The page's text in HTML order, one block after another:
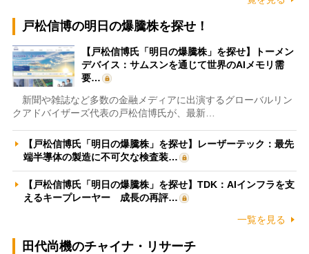
戸松信博の明日の爆騰株を探せ！
【戸松信博氏「明日の爆騰株」を探せ】トーメン
デバイス：サムスンを通じて世界のAIメモリ需
要…
新聞や雑誌など多数の金融メディアに出演するグローバルリン
クアドバイザーズ代表の戸松信博氏が、最新…
【戸松信博氏「明日の爆騰株」を探せ】レーザーテック：最先
端半導体の製造に不可欠な検査装…
【戸松信博氏「明日の爆騰株」を探せ】TDK：AIインフラを支
えるキープレーヤー 成長の再評…
一覧を見る
田代尚機のチャイナ・リサーチ